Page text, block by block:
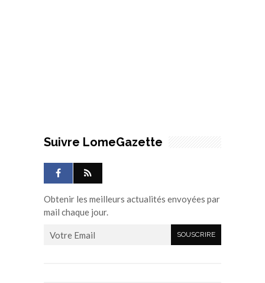
Suivre LomeGazette
Obtenir les meilleurs actualités envoyées par
mail chaque jour.